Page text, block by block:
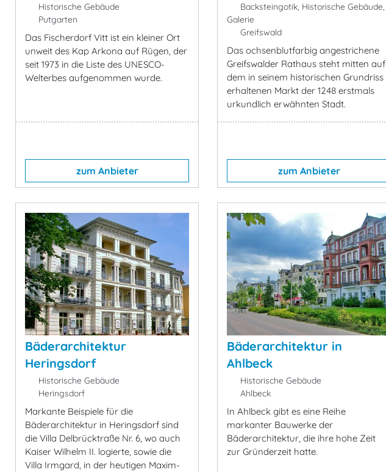
Historische Gebäude
Putgarten
Das Fischerdorf Vitt ist ein kleiner Ort
unweit des Kap Arkona auf Rügen, der
seit 1973 in die Liste des UNESCO-
Welterbes aufgenommen wurde.
zum Anbieter
Backsteingotik, Historische Gebäude,
Galerie
Greifswald
Das ochsenblutfarbig angestrichene
Greifswalder Rathaus steht mitten auf
dem in seinem historischen Grundriss
erhaltenen Markt der 1248 erstmals
urkundlich erwähnten Stadt.
zum Anbieter
Bäderarchitektur
Heringsdorf
Historische Gebäude
Heringsdorf
Markante Beispiele für die
Bäderarchitektur in Heringsdorf sind
die Villa Delbrücktraße Nr. 6, wo auch
Kaiser Wilhelm II. logierte, sowie die
Villa Irmgard, in der heutigen Maxim-
Bäderarchitektur in
Ahlbeck
Historische Gebäude
Ahlbeck
In Ahlbeck gibt es eine Reihe
markanter Bauwerke der
Bäderarchitektur, die ihre hohe Zeit
zur Gründerzeit hatte.